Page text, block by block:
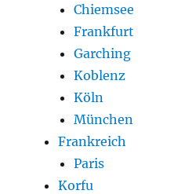
Chiemsee
Frankfurt
Garching
Koblenz
Köln
München
Frankreich
Paris
Korfu